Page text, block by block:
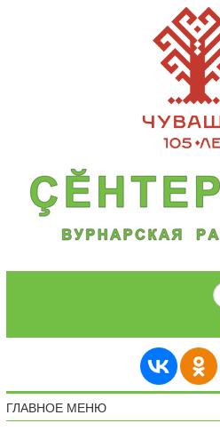
ГЛАВНОЕ МЕНЮ